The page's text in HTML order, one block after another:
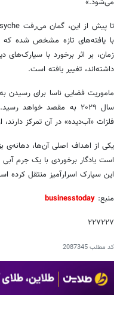
می‌شود.»
با یافته‌های تازه مشخص شده که
زمان، بر اثر برخورد با
داشته‌اند، تغییر یافته است.
سال ۲۰۲۹ به مقصد خواهد
فلزات «آب‌دیده» در آن تمرکز
است یادگار برخوردی با یک جرم
این سیارک اسرارآمیز منتقل کرده
منبع: businesstoday
۲۲۷۲۲۷
کد مطلب2087345